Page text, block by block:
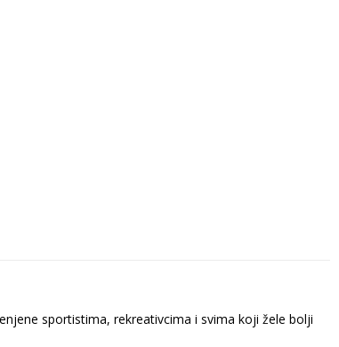
sportistima, rekreativcima i svima koji žele bolji